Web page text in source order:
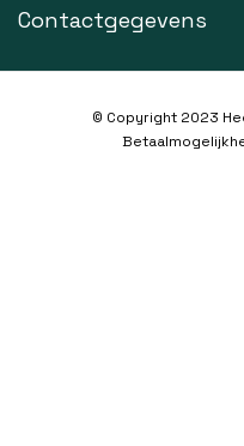
Contactgegevens
© Copyright 2023